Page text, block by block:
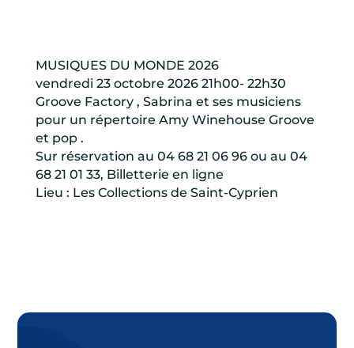
MUSIQUES DU MONDE 2026
vendredi 23 octobre 2026 21h00- 22h30
Groove Factory , Sabrina et ses musiciens
pour un répertoire Amy Winehouse Groove
et pop .
Sur réservation au 04 68 21 06 96 ou au 04
68 21 01 33, Billetterie en ligne
Lieu : Les Collections de Saint-Cyprien